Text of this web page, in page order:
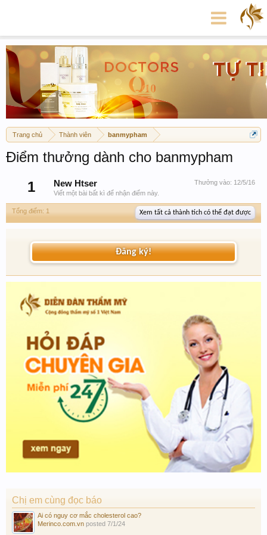
Trang chủ Thành viên banmypham
Điểm thưởng dành cho banmypham
1
Thưởng vào: 12/5/16
New Htser
Viết một bài bất kì để nhận điểm này.
Tổng điểm: 1 Xem tất cả thành tích có thể đạt được
Đăng ký!
Chị em cùng đọc báo
Ai có nguy cơ mắc cholesterol cao?
Merinco.com.vn posted 7/1/24